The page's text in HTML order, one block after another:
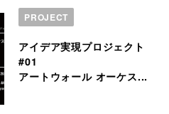
PROJECT
アイデア実現プロジェクト
#01
アートウォール オーケス...